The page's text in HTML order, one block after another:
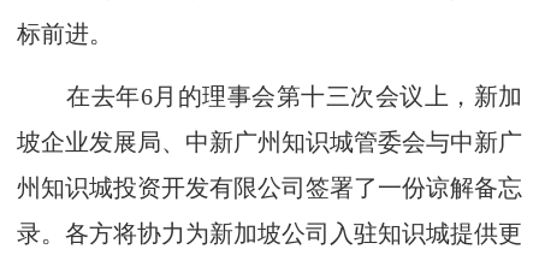
标前进。
在去年6月的理事会第十三次会议上，新加
坡企业发展局、中新广州知识城管委会与中新广
州知识城投资开发有限公司签署了一份谅解备忘
录。各方将协力为新加坡公司入驻知识城提供更